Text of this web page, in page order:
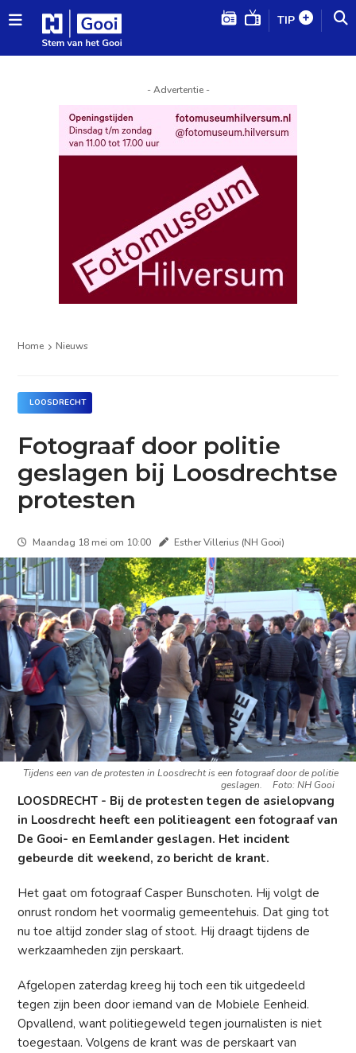
TIP
- Advertentie -
Home Nieuws
LOOSDRECHT
Fotograaf door politie
geslagen bij Loosdrechtse
protesten
Maandag 18 mei om 10:00 Esther Villerius (NH Gooi)
Tijdens een van de protesten in Loosdrecht is een fotograaf door de politie
geslagen.
Foto: NH Gooi
LOOSDRECHT - Bij de protesten tegen de asielopvang
in Loosdrecht heeft een politieagent een fotograaf van
De Gooi- en Eemlander geslagen. Het incident
gebeurde dit weekend, zo bericht de krant.
Het gaat om fotograaf Casper Bunschoten. Hij volgt de
onrust rondom het voormalig gemeentehuis. Dat ging tot
nu toe altijd zonder slag of stoot. Hij draagt tijdens de
werkzaamheden zijn perskaart.
Afgelopen zaterdag kreeg hij toch een tik uitgedeeld
tegen zijn been door iemand van de Mobiele Eenheid.
Opvallend, want politiegeweld tegen journalisten is niet
toegestaan. Volgens de krant was de perskaart van